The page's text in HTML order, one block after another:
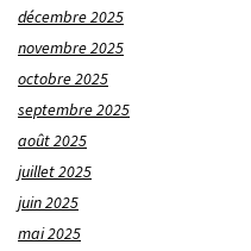
décembre 2025
novembre 2025
octobre 2025
septembre 2025
août 2025
juillet 2025
juin 2025
mai 2025